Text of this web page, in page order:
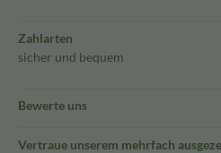
Zahlarten
sicher und bequem
Bewerte uns
Vertraue unserem mehrfach